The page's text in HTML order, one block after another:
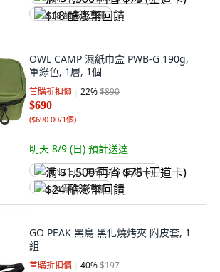
$18 酷澎幣回饋
OWL CAMP 濕紙巾盒 PWB-G 190g,
軍綠色, 1層, 1個
首購折扣價 22%$890
$690
($690.00/1個)
明天 8/9 (日) 預計送達
满 $1,500 再省 $75 (王道卡)
$24 酷澎幣回饋
GO PEAK 黑鳥 黑化燒烤夾 附皮套, 1
組
首購折扣價 40%$197